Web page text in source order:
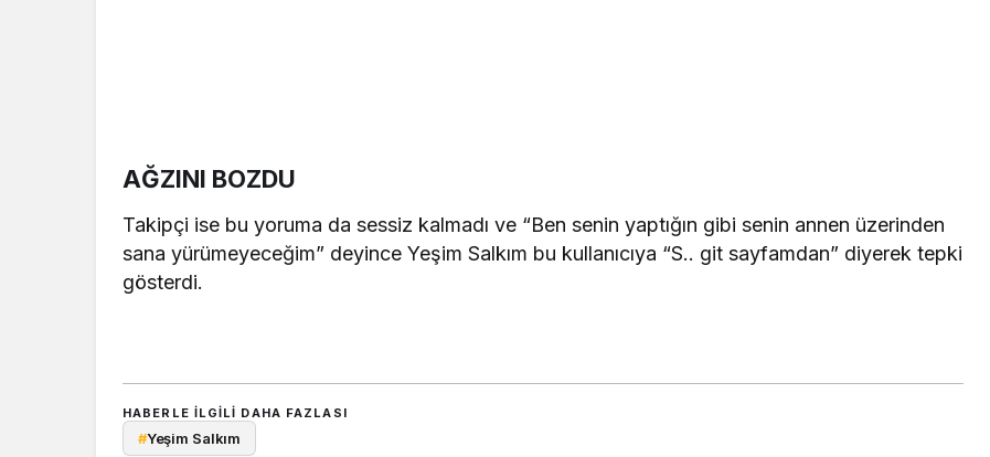
AĞZINI BOZDU
Takipçi ise bu yoruma da sessiz kalmadı ve “Ben senin yaptığın gibi senin annen üzerinden
sana yürümeyeceğim” deyince Yeşim Salkım bu kullanıcıya “S.. git sayfamdan” diyerek tepki
gösterdi.
HABERLE ILGILI DAHA FAZLASI
#Yeşim Salkım